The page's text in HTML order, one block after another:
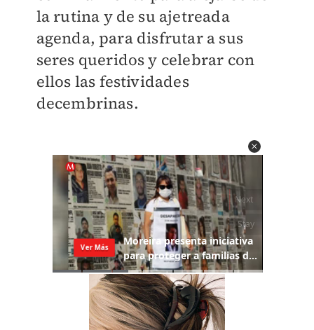
la rutina y de su ajetreada
agenda, para disfrutar a sus
seres queridos y celebrar con
ellos las festividades
decembrinas.